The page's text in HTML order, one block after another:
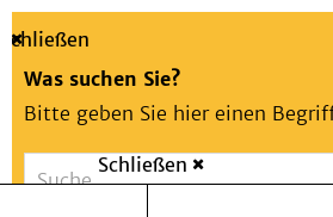
Suche
Schließen
Was suchen Sie?
Bitte geben Sie hier einen
Notfall
Schließen